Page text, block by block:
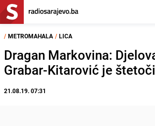
/ METROMAHALA / LICA
Dragan Markovina:
Grabar-Kitarović je
21.08.19. 07:31